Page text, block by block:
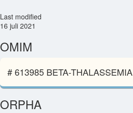
Last modified
16 juli 2021
OMIM
# 613985 BETA-THALASSEMIA
ORPHA